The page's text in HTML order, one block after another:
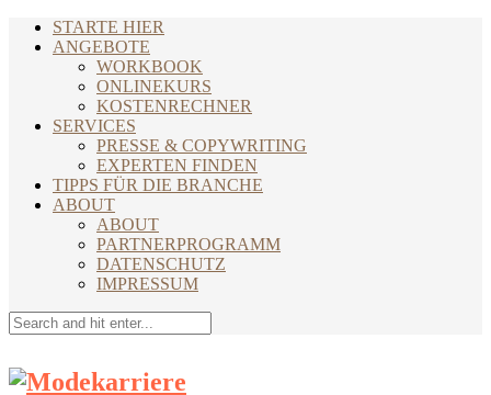
STARTE HIER
ANGEBOTE
WORKBOOK
ONLINEKURS
KOSTENRECHNER
SERVICES
PRESSE & COPYWRITING
EXPERTEN FINDEN
TIPPS FÜR DIE BRANCHE
ABOUT
ABOUT
PARTNERPROGRAMM
DATENSCHUTZ
IMPRESSUM